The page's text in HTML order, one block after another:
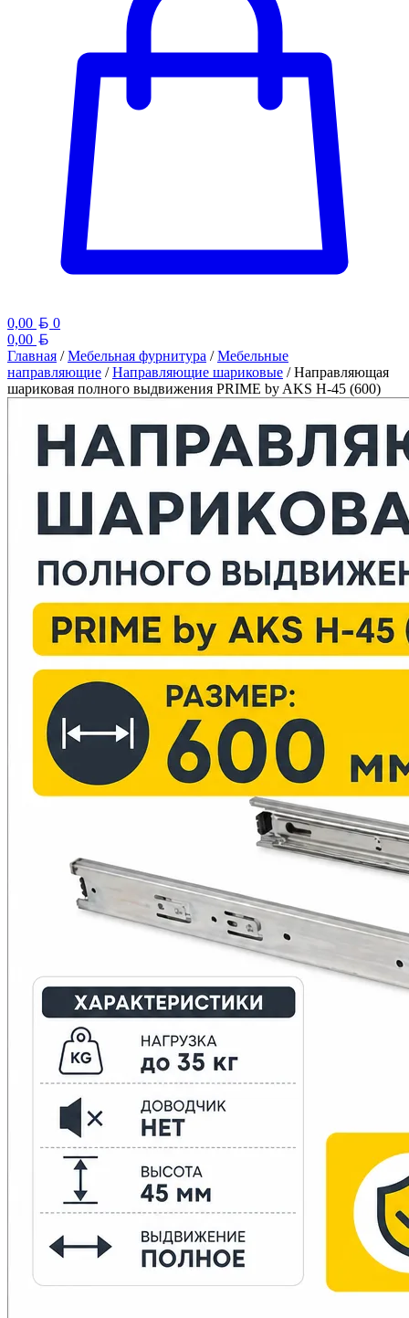
0,00 Белорусский рубль
0
0,00
Главная /Мебельная фурнитура /Мебельные
направляющие /Направляющие шариковые / Направляющая
шариковая полного выдвижения PRIME by AKS H-45 (600)